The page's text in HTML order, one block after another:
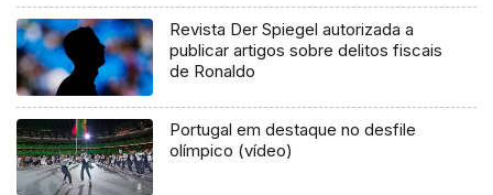
Revista Der Spiegel autorizada a
publicar artigos sobre delitos fiscais
de Ronaldo
Portugal em destaque no desfile
olímpico (vídeo)